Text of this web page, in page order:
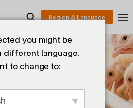
you might be
different language.
to change to: